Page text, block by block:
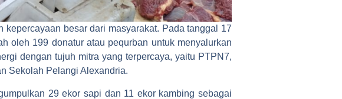
besar dari masyarakat. Pada tanggal 17
oleh 199 donatur atau pequrban untuk menyalurkan
dengan tujuh mitra yang terpercaya, yaitu PTPN7,
Sekolah Pelangi Alexandria.
29 ekor sapi dan 11 ekor kambing sebagai